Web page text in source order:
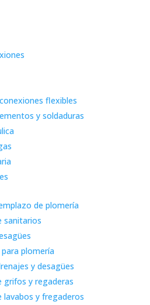
flexibles
y soldaduras
de plomería
sanitarios
plomería
y desagües
grifos y regaderas
lavabos y fregaderos